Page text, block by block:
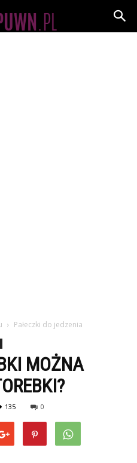
Pałeczki do jedzenia
MOŻNA
135 0